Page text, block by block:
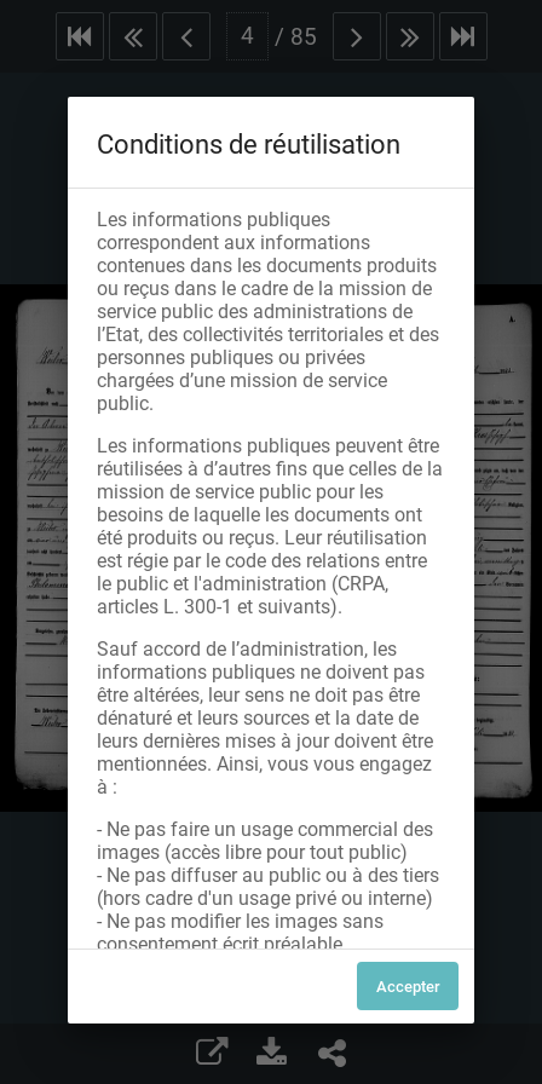
/ 85
Conditions de réutilisation
Les informations publiques
correspondent aux informations
contenues dans les documents produits
ou reçus dans le cadre de la mission de
service public des administrations de
l’Etat, des collectivités territoriales et des
personnes publiques ou privées
chargées d’une mission de service
public.
Les informations publiques peuvent être
réutilisées à d’autres fins que celles de la
mission de service public pour les
besoins de laquelle les documents ont
été produits ou reçus. Leur réutilisation
est régie par le code des relations entre
le public et l'administration (CRPA,
articles L. 300-1 et suivants).
Sauf accord de l’administration, les
informations publiques ne doivent pas
être altérées, leur sens ne doit pas être
dénaturé et leurs sources et la date de
leurs dernières mises à jour doivent être
mentionnées. Ainsi, vous vous engagez
à :
- Ne pas faire un usage commercial des
images (accès libre pour tout public)
- Ne pas diffuser au public ou à des tiers
(hors cadre d'un usage privé ou interne)
- Ne pas modifier les images sans
consentement écrit préalable
Dans le cas contraire, nous vous invitons
à nous contacter afin de solliciter le type
de Licence souhaitée parmi celles
proposées et le cas échéant, acquitter